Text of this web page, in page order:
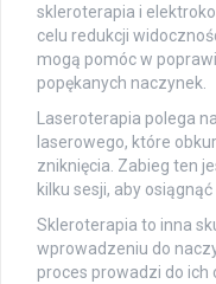
skleroterapia i
celu redukcji
mogą pomóc w
popękanych naczynek.
Laseroterapia polega
laserowego, które
zniknięcia. Zabieg ten
kilku sesji, aby
Skleroterapia to inna
wprowadzeniu do
proces prowadzi do